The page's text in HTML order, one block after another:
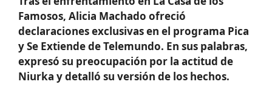
Famosos, Alicia Machado ofreció
declaraciones exclusivas en el programa Pica
y Se Extiende de Telemundo. En sus palabras,
expresó su preocupación por la actitud de
Niurka y detalló su versión de los hechos.